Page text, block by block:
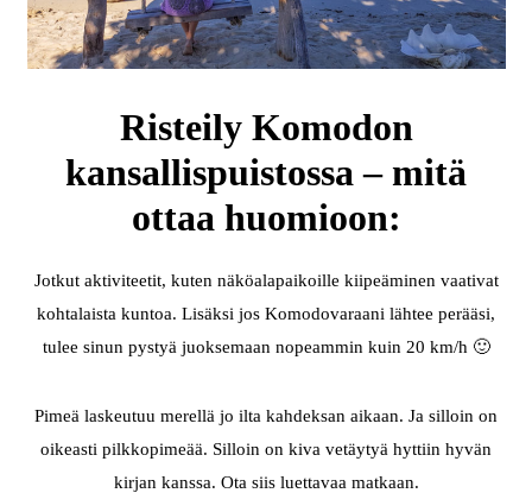
Risteily Komodon
kansallispuistossa – mitä
ottaa huomioon:
Jotkut aktiviteetit, kuten näköalapaikoille kiipeäminen vaativat
kohtalaista kuntoa. Lisäksi jos Komodovaraani lähtee perääsi,
tulee sinun pystyä juoksemaan nopeammin kuin 20 km/h 🙂
Pimeä laskeutuu merellä jo ilta kahdeksan aikaan. Ja silloin on
oikeasti pilkkopimeää. Silloin on kiva vetäytyä hyttiin hyvän
kirjan kanssa. Ota siis luettavaa matkaan.